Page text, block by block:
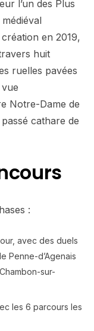
l’un des Plus
en 2019,
huit
ruelles pavées
Notre-Dame de
cathare de
:
avec des duels
Penne-d’Agenais
sur-
les 6 parcours les